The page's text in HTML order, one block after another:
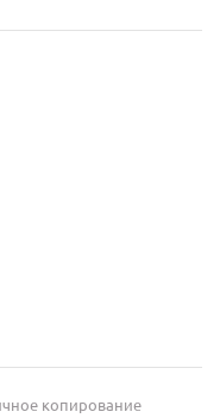
копирование